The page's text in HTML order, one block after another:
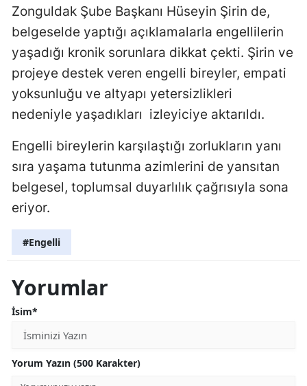
Zonguldak Şube Başkanı Hüseyin Şirin de,
belgeselde yaptığı açıklamalarla engellilerin
yaşadığı kronik sorunlara dikkat çekti. Şirin ve
projeye destek veren engelli bireyler, empati
yoksunluğu ve altyapı yetersizlikleri
nedeniyle yaşadıkları izleyiciye aktarıldı.
Engelli bireylerin karşılaştığı zorlukların yanı
sıra yaşama tutunma azimlerini de yansıtan
belgesel, toplumsal duyarlılık çağrısıyla sona
eriyor.
#Engelli
Yorumlar
İsim*
Yorum Yazın (500 Karakter)